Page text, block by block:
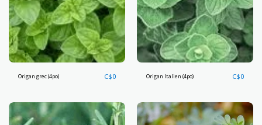
Origan grec (4po) C$0 Origan Italien (4po) C$0